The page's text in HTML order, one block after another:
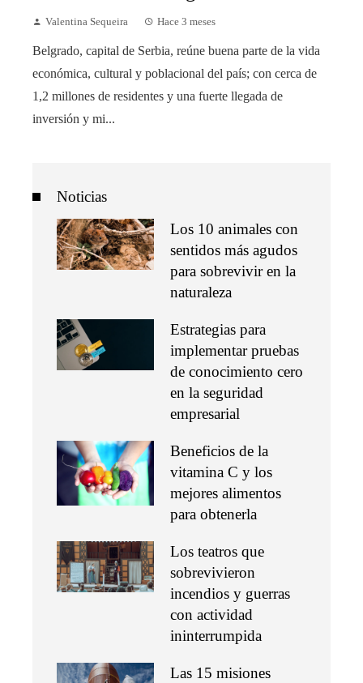
Valentina Sequeira Hace 3 meses
Belgrado, capital de Serbia, reúne buena parte de la vida
económica, cultural y poblacional del país; con cerca de
1,2 millones de residentes y una fuerte llegada de
inversión y mi...
Noticias
Los 10 animales con
sentidos más agudos
para sobrevivir en la
naturaleza
Estrategias para
implementar pruebas
de conocimiento cero
en la seguridad
empresarial
Beneficios de la
vitamina C y los
mejores alimentos
para obtenerla
Los teatros que
sobrevivieron
incendios y guerras
con actividad
ininterrumpida
Las 15 misiones